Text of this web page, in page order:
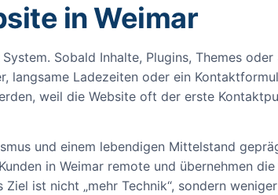
in Weimar
Sobald Inhalte, Plugins, Themes
langsame Ladezeiten oder ein
weil die Website oft der erste
und einem lebendigen Mittelstand
in Weimar remote und übernehmen
ist nicht „mehr Technik“, sondern